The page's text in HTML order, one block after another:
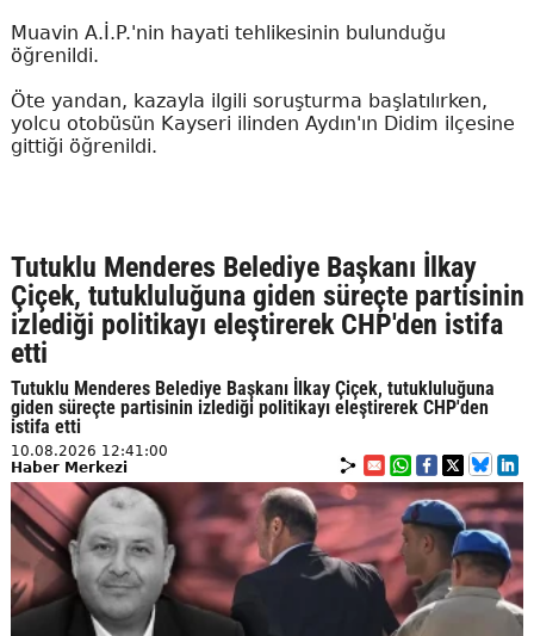
Muavin A.İ.P.'nin hayati tehlikesinin bulunduğu
öğrenildi.
Öte yandan, kazayla ilgili soruşturma başlatılırken,
yolcu otobüsün Kayseri ilinden Aydın'ın Didim ilçesine
gittiği öğrenildi.
Tutuklu Menderes Belediye Başkanı İlkay
Çiçek, tutukluluğuna giden süreçte partisinin
izlediği politikayı eleştirerek CHP'den istifa
etti
Tutuklu Menderes Belediye Başkanı İlkay Çiçek, tutukluluğuna
giden süreçte partisinin izlediği politikayı eleştirerek CHP'den
istifa etti
10.08.2026 12:41:00
Haber Merkezi